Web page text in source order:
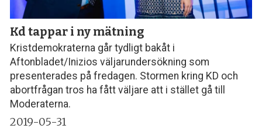
Kd tappar i ny mätning
Kristdemokraterna går tydligt bakåt i
Aftonbladet/Inizios väljarundersökning som
presenterades på fredagen. Stormen kring KD och
abortfrågan tros ha fått väljare att i stället gå till
Moderaterna.
2019-05-31